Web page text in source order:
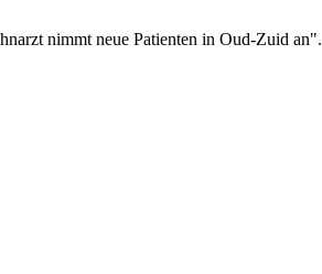
nimmt neue Patienten in Oud-Zuid an".